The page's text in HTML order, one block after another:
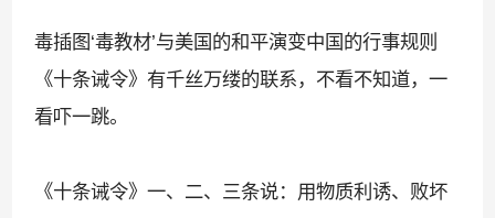
毒插图‘毒教材’与美国的和平演变中国的行事规则
《十条诫令》有千丝万缕的联系，不看不知道，一
看吓一跳。
《十条诫令》一、二、三条说：用物质利诱、败坏